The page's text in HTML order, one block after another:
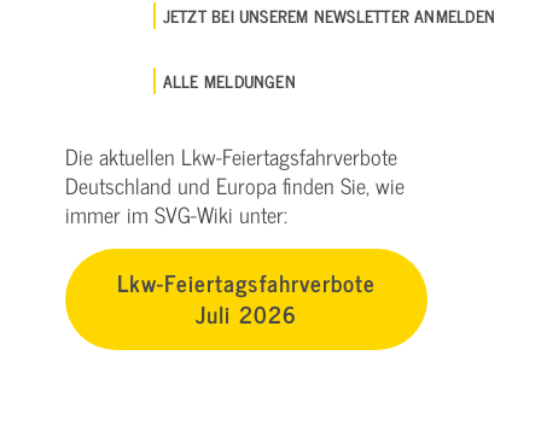
JETZT BEI UNSEREM NEWSLETTER ANMELDEN
ALLE MELDUNGEN
Die aktuellen Lkw-Feiertagsfahrverbote
Deutschland und Europa finden Sie, wie
immer im SVG-Wiki unter:
Lkw-Feiertagsfahrverbote
Juli 2026